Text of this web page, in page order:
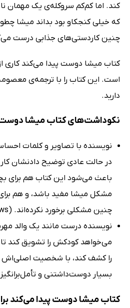
کند. اما کم‌کم سروکله‌ی یک مهمان
که خیلی کنجکاو بود بداند میشا
چنین کاردستی‌های جذابی درست
کتاب میشا دوست پیدا می‌کند کاری
است. این کتاب را با ترجمه‌ی
دارید.
نکوداشت‌های کتاب میشا دوست
نویسنده با تصاویر و کلمات
در حالت عادی توضیح دادنشان
باعث می‌شود این کتاب هم برای
مشکل میشا مفید باشد، و هم
چنین مشکلی برخورد نکرده‌اند. (Kirkus Reviews)
نویسنده درست مانند یک والد
می‌خواهد کودکش را تشویق کند تا
را کشف کند، با شخصیت اصلی‌اش
بسیار دوست‌داشتنی و
کتاب میشا دوست پیدا می‌کند